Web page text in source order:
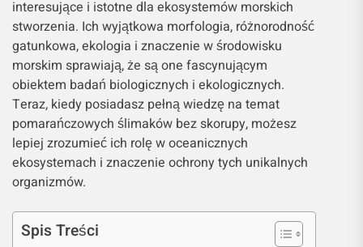
interesujące i istotne dla ekosystemów morskich
stworzenia. Ich wyjątkowa morfologia, różnorodność
gatunkowa, ekologia i znaczenie w środowisku
morskim sprawiają, że są one fascynującym
obiektem badań biologicznych i ekologicznych.
Teraz, kiedy posiadasz pełną wiedzę na temat
pomarańczowych ślimaków bez skorupy, możesz
lepiej zrozumieć ich rolę w oceanicznych
ekosystemach i znaczenie ochrony tych unikalnych
organizmów.
Spis Treści